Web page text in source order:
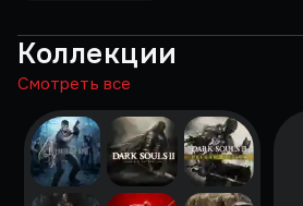
Коллекции
Смотреть все